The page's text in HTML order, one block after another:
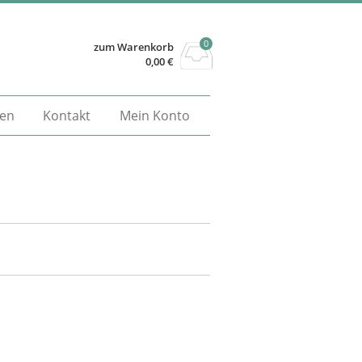
zum Warenkorb
0,00€
0
Kontakt Mein Konto